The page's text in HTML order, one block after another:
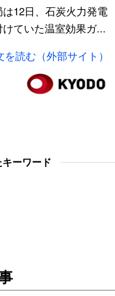
は12日、石炭火力発電
ていた温室効果ガ...
読む（外部サイト）
ーワード